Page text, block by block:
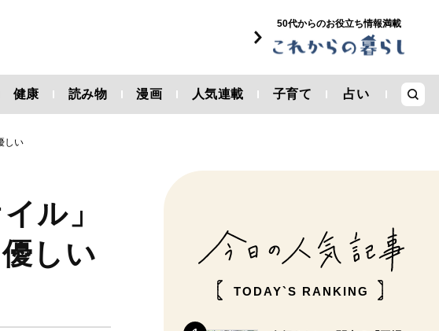
50代からのお役立ち情報満載
健康 読み物 漫画 人気連載 子育て 占い
しい
ル」
しい
TODAY`S RANKING